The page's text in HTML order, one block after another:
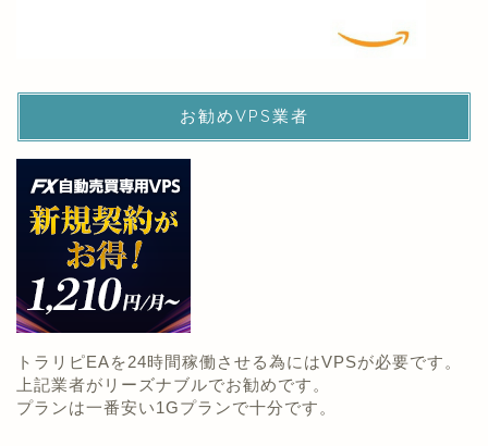
お勧めVPS業者
トラリピEAを24時間稼働させる為にはVPSが必要です。
上記業者がリーズナブルでお勧めです。
プランは一番安い1Gプランで十分です。